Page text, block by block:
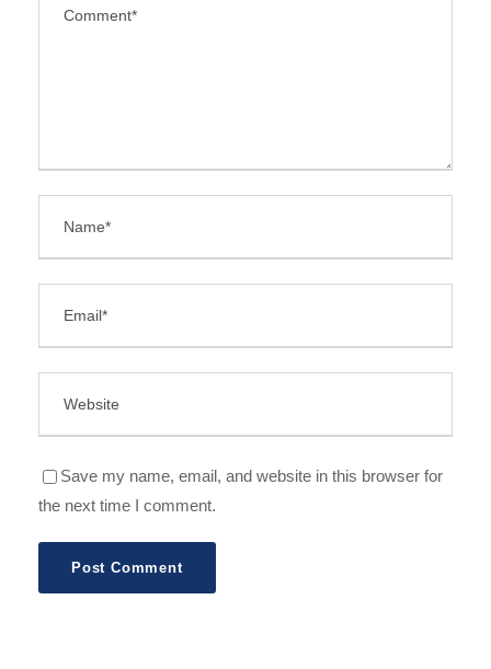
Save my name, email, and website in this browser for
the next time I comment.